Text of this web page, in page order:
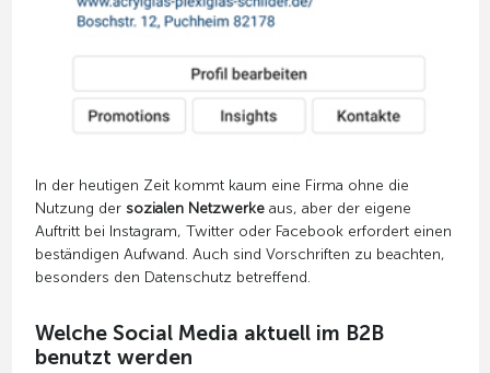
In der heutigen Zeit kommt kaum eine Firma ohne die
Nutzung der sozialen Netzwerkeaus, aber der eigene
Auftritt bei Instagram, Twitter oder Facebook erfordert einen
beständigen Aufwand. Auch sind Vorschriften zu beachten,
besonders den Datenschutz betreffend.
Welche Social Media aktuell im B2B
benutzt werden